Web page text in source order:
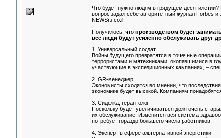
Что будет нужно людям в грядущем
вопрос задал себе авторитетный журнал Forbes
NEWSru.co.il.
Получилось, что производством будет
все люди будут усиленно обслуживать друг
1. Универсальный солдат
Войны будущего превратятся в точечные
террористами и мятежниками, окопавшимися в
участвующие в экспедиционных кампаниях, –
2. GR-менеджер
Экономисты сходятся во мнении, что
экономике будет высокой. Компаниям
3. Сиделка, герантолог
Поскольку будет увеличиваться доля очень
их обслуживание. Изменится вся система
потребует гораздо большего числа работников.
4. Эксперт в сфере альтернативной энергетики